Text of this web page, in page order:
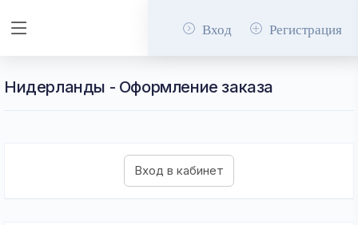
Вход Регистрация
Нидерланды - Оформление заказа